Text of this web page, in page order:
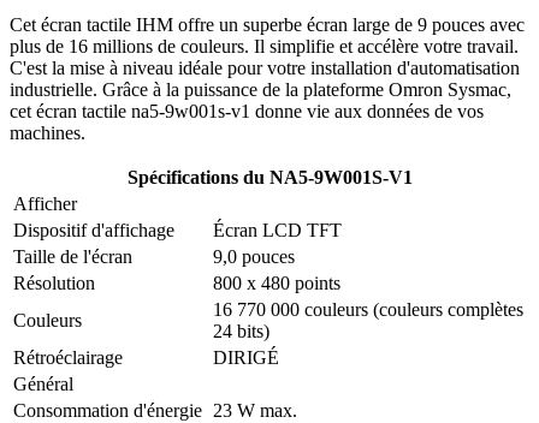
Cet écran tactile IHM offre un superbe écran large de 9 pouces avec
plus de 16 millions de couleurs. Il simplifie et accélère votre travail.
C'est la mise à niveau idéale pour votre installation d'automatisation
industrielle. Grâce à la puissance de la plateforme Omron Sysmac,
cet écran tactile na5-9w001s-v1 donne vie aux données de vos
machines.
Spécifications du NA5-9W001S-V1
Afficher
Dispositif d'affichage
Écran LCD TFT
Taille de l'écran
9,0 pouces
Résolution
800 x 480 points
Couleurs
16 770 000 couleurs (couleurs complètes
24 bits)
Rétroéclairage
DIRIGÉ
Général
Consommation d'énergie 23 W max.